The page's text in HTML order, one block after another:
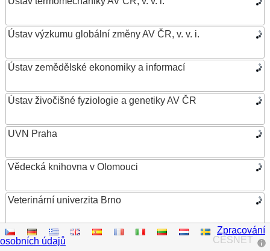
Ústav výzkumu globální změny AV ČR, v. v. i.
Ústav zemědělské ekonomiky a informací
Ústav živočišné fyziologie a genetiky AV ČR
UVN Praha
Vědecká knihovna v Olomouci
Veterinární univerzita Brno
VŠB – Technická univerzita Ostrava
CESNET
Zpracování
osobních údajů